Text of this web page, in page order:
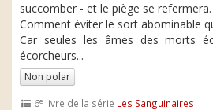
succomber - et le piège se refermera.
Comment éviter le sort abominable
Car seules les âmes des morts
écorcheurs...
Non polar
6e livre de la série Les Sanguinaires